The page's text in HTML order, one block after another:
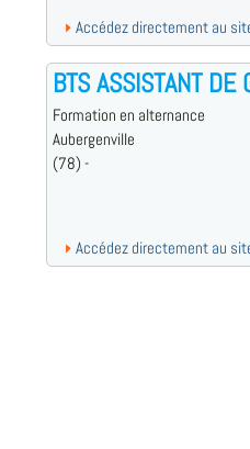
Accédez directement au
BTS ASSISTANT
Formation en alternance
Aubergenville
(78) -
Accédez directement au